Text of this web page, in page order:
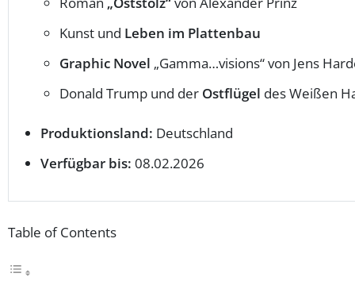
Kunst und Leben im Plattenbau
Graphic Novel „Gamma…visions“ von Jens
Donald Trump und der Ostflügel des Weißen
Produktionsland: Deutschland
Verfügbar bis: 08.02.2026
Table of Contents